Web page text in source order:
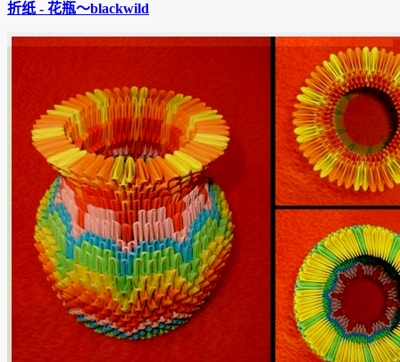
折纸 - 花瓶〜blackwild